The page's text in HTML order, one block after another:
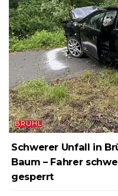
BRÜHL
Schwerer Unfall in
Baum – Fahrer
gesperrt